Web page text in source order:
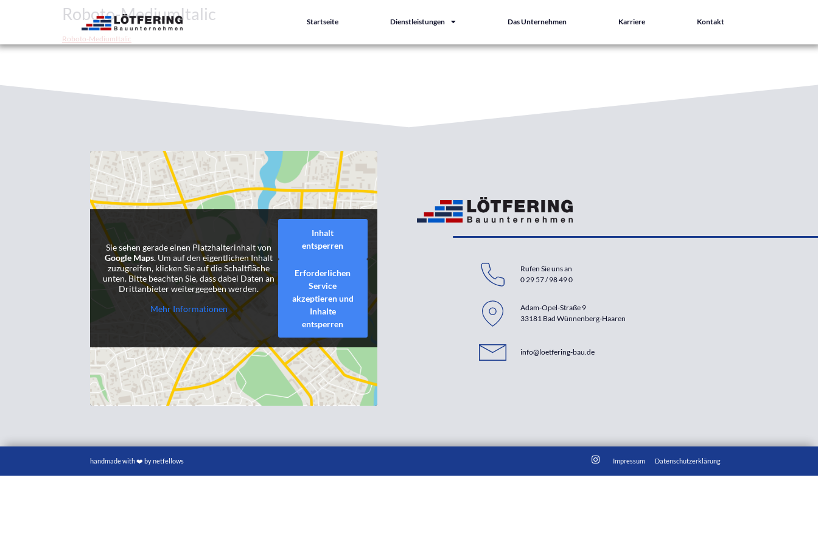
Startseite Dienstleistungen Das Unternehmen Karriere Kontakt
Roboto-MediumItalic
Roboto-MediumItalic
Sie sehen gerade einen Platzhalterinhalt von
Google Maps. Um auf den eigentlichen Inhalt
zuzugreifen, klicken Sie auf die Schaltfläche
unten. Bitte beachten Sie, dass dabei Daten an
Drittanbieter weitergegeben werden.
Mehr Informationen
Inhalt
entsperren
Erforderlichen
Service
akzeptieren und
Inhalte
entsperren
Rufen Sie uns an
0 29 57 / 98 49 0
Adam-Opel-Straße 9
33181 Bad Wünnenberg-Haaren
info@loetfering-bau.de
handmade with ❤️ by netfellows Impressum Datenschutzerklärung